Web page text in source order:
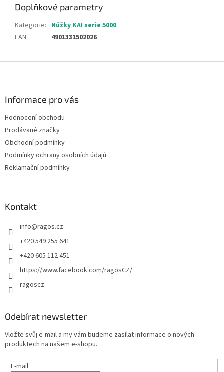
Doplňkové parametry
Kategorie: Nůžky KAI serie 5000
EAN: 4901331502026
Informace pro vás
Hodnocení obchodu
Prodávané značky
Obchodní podmínky
Podmínky ochrany osobních údajů
Reklamační podmínky
Kontakt
info@ragos.cz
+420 549 255 641
+420 605 112 451
https://www.facebook.com/ragosCZ/
ragoscz
Odebírat newsletter
Vložte svůj e-mail a my vám budeme zasílat informace o nových
produktech na našem e-shopu.
E-mail